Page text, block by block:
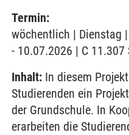
Termin:
wöchentlich | Dienstag
- 10.07.2026 | C 11.307
Inhalt: In diesem
Studierenden ein
der Grundschule. In
erarbeiten die